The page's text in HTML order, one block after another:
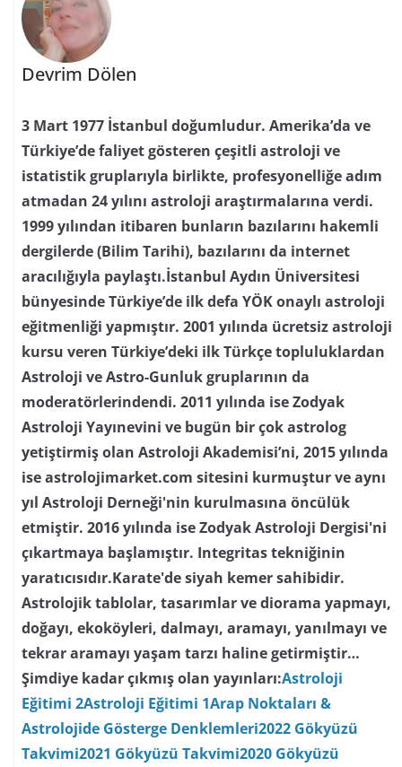
Devrim Dölen
3 Mart 1977 İstanbul doğumludur. Amerika’da ve
Türkiye’de faliyet gösteren çeşitli astroloji ve
istatistik gruplarıyla birlikte, profesyonelliğe adım
atmadan 24 yılını astroloji araştırmalarına verdi.
1999 yılından itibaren bunların bazılarını hakemli
dergilerde (Bilim Tarihi), bazılarını da internet
aracılığıyla paylaştı.İstanbul Aydın Üniversitesi
bünyesinde Türkiye’de ilk defa YÖK onaylı astroloji
eğitmenliği yapmıştır. 2001 yılında ücretsiz astroloji
kursu veren Türkiye’deki ilk Türkçe topluluklardan
Astroloji ve Astro-Gunluk gruplarının da
moderatörlerindendi. 2011 yılında ise Zodyak
Astroloji Yayınevini ve bugün bir çok astrolog
yetiştirmiş olan Astroloji Akademisi’ni, 2015 yılında
ise astrolojimarket.com sitesini kurmuştur ve aynı
yıl Astroloji Derneği'nin kurulmasına öncülük
etmiştir. 2016 yılında ise Zodyak Astroloji Dergisi'ni
çıkartmaya başlamıştır. Integritas tekniğinin
yaratıcısıdır.Karate'de siyah kemer sahibidir.
Astrolojik tablolar, tasarımlar ve diorama yapmayı,
doğayı, ekoköyleri, dalmayı, aramayı, yanılmayı ve
tekrar aramayı yaşam tarzı haline getirmiştir…
Şimdiye kadar çıkmış olan yayınları:Astroloji
Eğitimi 2Astroloji Eğitimi 1Arap Noktaları &
Astrolojide Gösterge Denklemleri2022 Gökyüzü
Takvimi2021 Gökyüzü Takvimi2020 Gökyüzü